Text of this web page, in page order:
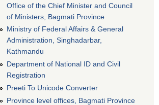
Office of the Chief Minister and Council
of Ministers, Bagmati Province
Ministry of Federal Affairs & General
Administration, Singhadarbar,
Kathmandu
Department of National ID and Civil
Registration
Preeti To Unicode Converter
Province level offices, Bagmati Province